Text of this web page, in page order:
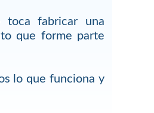
toca fabricar una
que forme parte
lo que funciona y